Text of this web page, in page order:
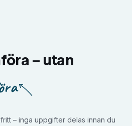
– utan
– inga uppgifter delas innan du